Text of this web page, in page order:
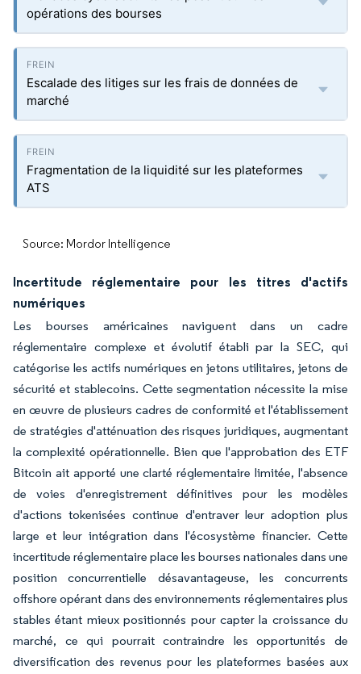
opérations des bourses
Escalade des litiges sur les frais de données de
marché
Fragmentation de la liquidité sur les plateformes
ATS
Source: Mordor Intelligence
Incertitude réglementaire pour les titres d'actifs
numériques
Les bourses américaines naviguent dans un cadre
réglementaire complexe et évolutif établi par la SEC, qui
catégorise les actifs numériques en jetons utilitaires, jetons de
sécurité et stablecoins. Cette segmentation nécessite la mise
en œuvre de plusieurs cadres de conformité et l'établissement
de stratégies d'atténuation des risques juridiques, augmentant
la complexité opérationnelle. Bien que l'approbation des ETF
Bitcoin ait apporté une clarté réglementaire limitée, l'absence
de voies d'enregistrement définitives pour les modèles
d'actions tokenisées continue d'entraver leur adoption plus
large et leur intégration dans l'écosystème financier. Cette
incertitude réglementaire place les bourses nationales dans une
position concurrentielle désavantageuse, les concurrents
offshore opérant dans des environnements réglementaires plus
stables étant mieux positionnés pour capter la croissance du
marché, ce qui pourrait contraindre les opportunités de
diversification des revenus pour les plateformes basées aux